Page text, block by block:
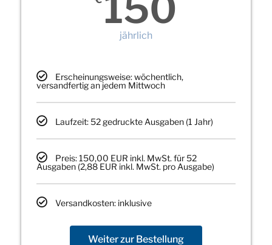
jährlich
Erscheinungsweise: wöchentlich,
versandfertig an jedem Mittwoch
Laufzeit: 52 gedruckte Ausgaben (1 Jahr)
Preis: 150,00 EUR inkl. MwSt. für 52
Ausgaben (2,88 EUR inkl. MwSt. pro Ausgabe)
Versandkosten: inklusive
Weiter zur Bestellung